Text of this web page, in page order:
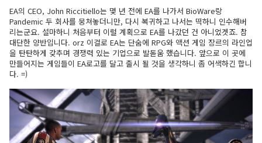
EA의 CEO, John Riccitiello는 몇 년 전에 EA를 나가서 BioWare랑
Pandemic 두 회사를 뭉쳐놓더니만, 다시 복귀하고 나서는 떡하니 인수해버
리는군요. 설마하니 처음부터 이럴 계획으로 EA를 나갔던 건 아니었겟죠. 참
대단한 양반입니다. orz 이걸로 EA는 단숨에 RPG와 액션 게임 장르의 라인업
을 탄탄하게 갖추며 경쟁력 있는 기업으로 발돋움 했습니다. 앞으로 이 곳에
만들어지는 게임들이 EA로고를 달고 출시 될 것을 생각하니 좀 어색하긴 합니
다. =)